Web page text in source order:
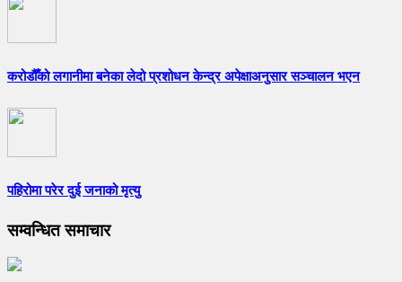
करोडौँको लगानीमा बनेका लेदो प्रशोधन केन्द्र अपेक्षाअनुसार सञ्चालन भएन
पहिरोमा परेर दुई जनाको मृत्यु
सम्वन्धित समाचार